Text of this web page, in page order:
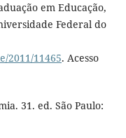
em Educação,
Federal do
2011/11465. Acesso
31. ed. São Paulo: